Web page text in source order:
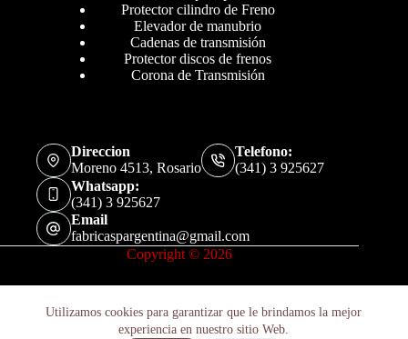
Utilizamos cookies para garantizar que le brindamos la mejor
experiencia en nuestro sitio Web.
Protector cilindro de Freno
Elevador de manubrio
Cadenas de transmisión
Protector discos de frenos
Corona de Transmisión
Direccion
Moreno 4513, Rosario
Telefono:
(341) 3 925627
Whatsapp:
(341) 3 925627
Email
fabricaspargentina@gmail.com
Copyright © 2026